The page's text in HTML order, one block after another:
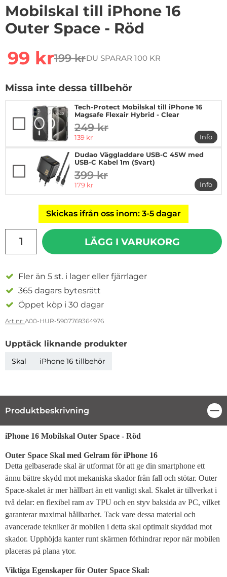
Mobilskal till iPhone 16
Outer Space - Röd
rea pris
99 krtidigare pris
199 krDU SPARAR 100 KR
Missa inte dessa tillbehör
Tech-Protect Mobilskal till iPhone 16
Magsafe Flexair Hybrid - Clear
tidigare pris
249 kr
rea pris
139 kr
Info
mer
Dudao Väggladdare USB-C 45W med
USB-C Kabel 1m (Svart)
tidigare pris
399 kr
rea pris
179 kr
Info
mer
Skickas ifrån oss inom: 3-5 dagar
LÄGG I VARUKORG
Fler än 5 st. i lager eller fjärrlager
365 dagars bytesrätt
Öppet köp i 30 dagar
Art nr: A00-HUR-5907769364976
Upptäck liknande produkter
Skal iPhone 16 tillbehör
Produktbeskrivning
Produktbeskrivning
iPhone 16 Mobilskal Outer Space - Röd
Outer Space Skal med Gelram för iPhone 16
Detta gelbaserade skal är utformat för att ge din smartphone ett
ännu bättre skydd mot mekaniska skador från fall och stötar. Outer
Space-skalet är mer hållbart än ett vanligt skal. Skalet är tillverkat i
två delar: en flexibel ram av TPU och en styv baksida av PC, vilket
garanterar maximal hållbarhet. Tack vare dessa material och
avancerade tekniker är mobilen i detta skal optimalt skyddad mot
skador. Upphöjda kanter runt skärmen förhindrar repor när mobilen
placeras på plana ytor.
Viktiga Egenskaper för Outer Space Skal: